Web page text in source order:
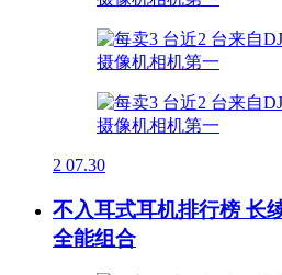
2 07.30
不入耳式耳机排行榜 长
全能组合